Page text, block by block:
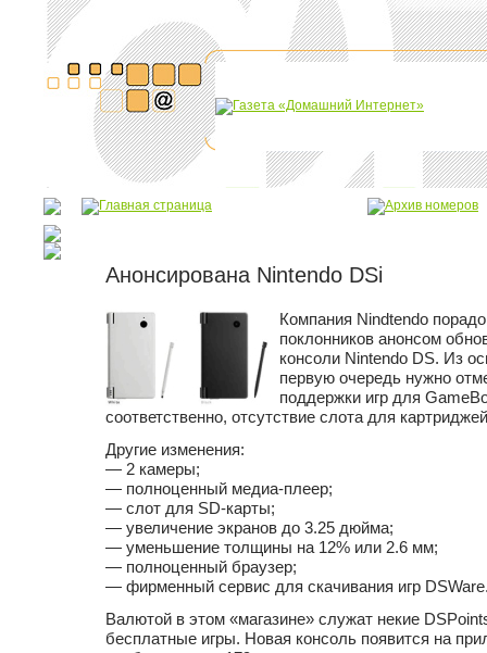
Анонсирована Nintendo DSi
Компания Nindtendo
поклонников анонсом
консоли Nintendo DS. Из
первую очередь нужно
поддержки игр для
соответственно, отсутствие слота для
Другие изменения:
— 2 камеры;
— полноценный медиа-плеер;
— слот для SD-карты;
— увеличение экранов до 3.25 дюйма;
— уменьшение толщины на 12% или 2.6 мм;
— полноценный браузер;
— фирменный сервис для скачивания игр
Валютой в этом «магазине» служат некие
бесплатные игры. Новая консоль появится на